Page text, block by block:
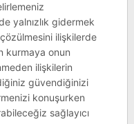
yalnızlık gidermek
ilişkilerde
kurmaya onun
ilişkilerin
güvendiğinizi
konuşurken
sağlayıcı